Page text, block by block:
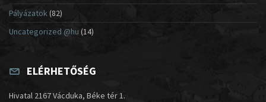
Pályázatok (82)
Uncategorized @hu (14)
ELÉRHETŐSÉG
Hivatal 2167 Vácduka, Béke tér 1.